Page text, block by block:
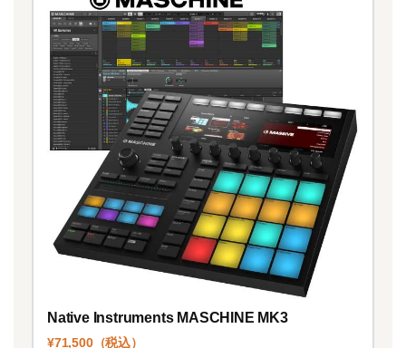
Native Instruments MASCHINE MK3
¥71,500（税込）